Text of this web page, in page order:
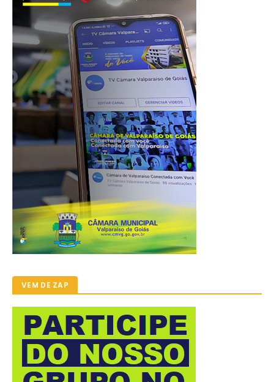
VEM DE ZAP